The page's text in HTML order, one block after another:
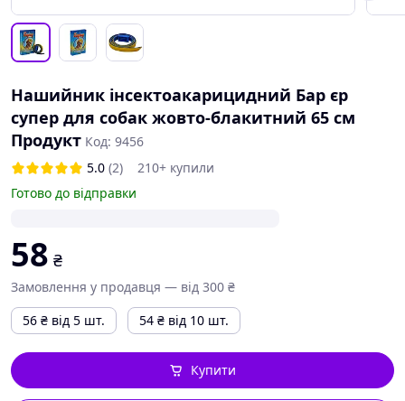
Нашийник інсектоакарицидний Бар єр
супер для собак жовто-блакитний 65 см
Продукт Код: 9456
5.0 (2)
210+ купили
Готово до відправки
58 ₴
Замовлення у продавця — від 300 ₴
56 ₴ від 5 шт. 54 ₴ від 10 шт.
Купити